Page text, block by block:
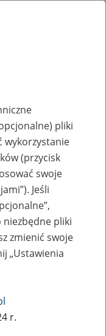
nie została znaleziona.
pliki
wykorzystanie
(przycisk
swoje
Jeśli
niezbędne pliki
zmienić swoje
„Ustawienia
r.